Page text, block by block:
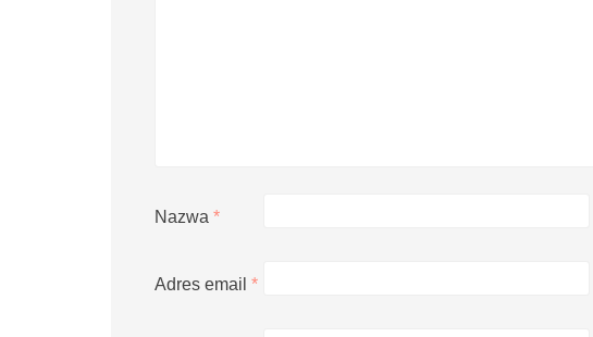
Nazwa *
Adres email *